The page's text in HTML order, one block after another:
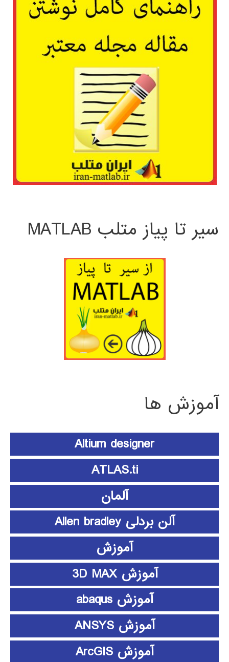
سیر تا پیاز متلب MATLAB
آموزش ها
Altium designer
ATLAS.ti
آلمان
آلن بردلی Allen bradley
آموزش
آموزش 3D MAX
آموزش abaqus
آموزش ANSYS
آموزش ArcGIS